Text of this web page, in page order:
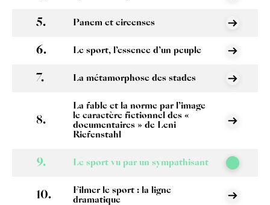
Panem et circenses
Le sport, l’essence d’un peuple
La métamorphose des stades
La fable et la norme par l’image
le caractère fictionnel des «
documentaires » de Leni
Riefenstahl
Le sport vu par un sympathisant
Filmer le sport : la ligne
dramatique